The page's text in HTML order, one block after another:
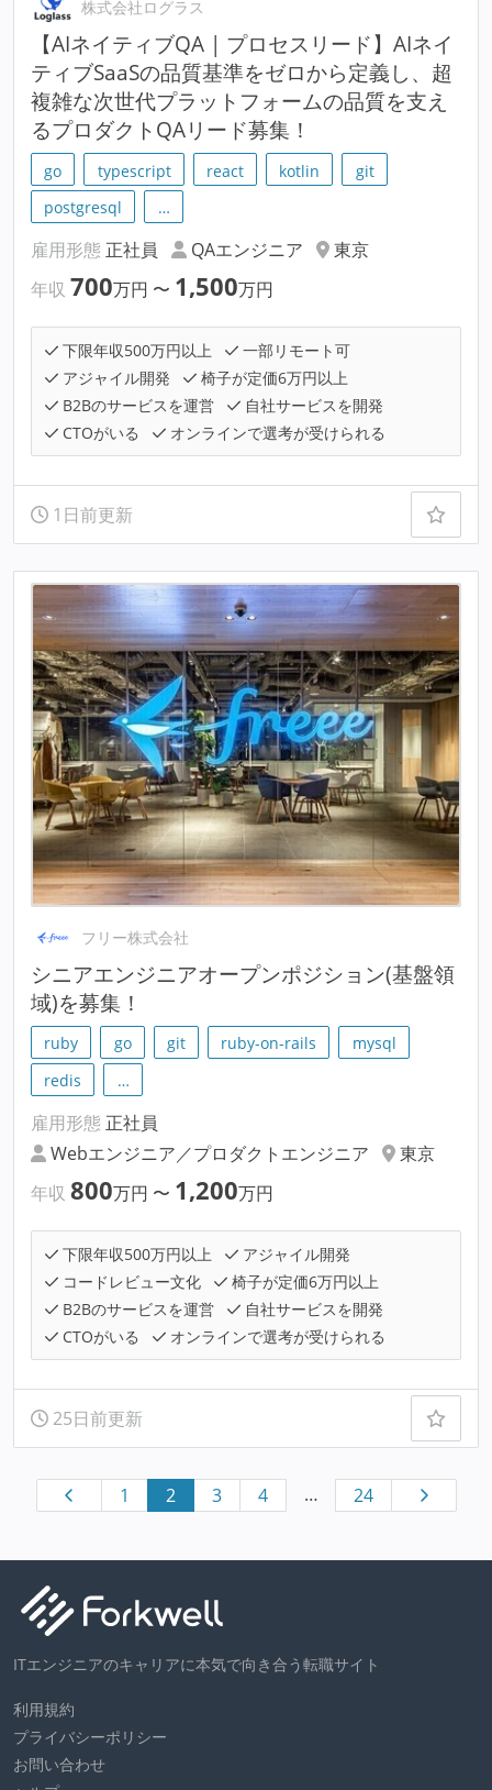
株式会社ログラス
【AIネイティブQA | プロセスリード】AIネイ
ティブSaaSの品質基準をゼロから定義し、超
複雑な次世代プラットフォームの品質を支え
るプロダクトQAリード募集！
go typescript react kotlin
git
postgresql
…
雇用形態 正社員 QAエンジニア
東京
年収 700万円 〜 1,500万円
下限年収500万円以上
一部リモート可
アジャイル開発
椅子が定価6万円以上
B2Bのサービスを運営
自社サービスを開発
CTOがいる
オンラインで選考が受けられる
1日前更新
フリー株式会社
シニアエンジニアオープンポジション(基盤領
域)を募集！
ruby go git ruby-on-rails
mysql
redis
…
雇用形態 正社員
Webエンジニア／プロダクトエンジニア
東京
年収 800万円 〜 1,200万円
下限年収500万円以上
アジャイル開発
コードレビュー文化
椅子が定価6万円以上
B2Bのサービスを運営
自社サービスを開発
CTOがいる
オンラインで選考が受けられる
25日前更新
1 2 3 4 … 24
ITエンジニアのキャリアに本気で向き合う転職サイト
利用規約
プライバシーポリシー
お問い合わせ